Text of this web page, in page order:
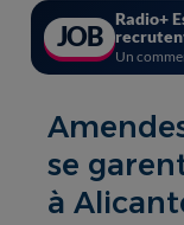
JOB
Radio+
Un
se
à